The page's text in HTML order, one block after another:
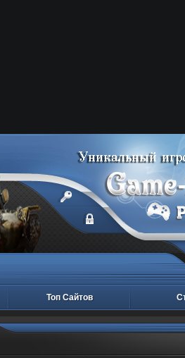
Топ Сайтов